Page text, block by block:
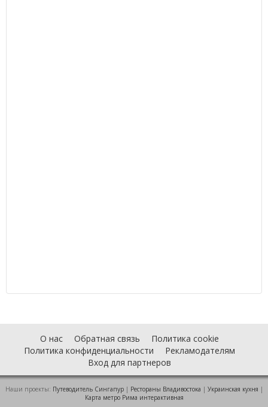
О нас Обратная связь
Политика cookie
Политика конфиденциальности
Рекламодателям
Вход для партнеров
Наши проекты: Путеводитель Сингапур| Рестораны Владивостока | Украинская кухня |
Карта метро Рима интерактивная